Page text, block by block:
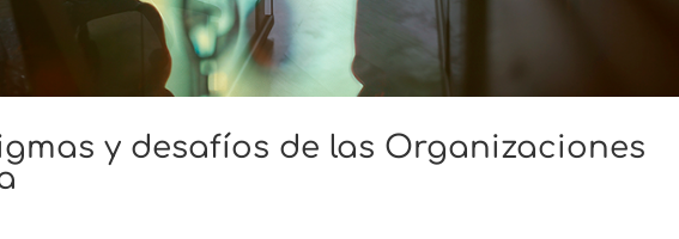
y desafíos de las Organizaciones